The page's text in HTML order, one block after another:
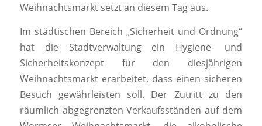
Weihnachtsmarkt setzt an diesem Tag aus.
Im städtischen Bereich „Sicherheit und Ordnung“
hat die Stadtverwaltung ein Hygiene- und
Sicherheitskonzept für den diesjährigen
Weihnachtsmarkt erarbeitet, dass einen sicheren
Besuch gewährleisten soll. Der Zutritt zu den
räumlich abgegrenzten Verkaufsständen auf dem